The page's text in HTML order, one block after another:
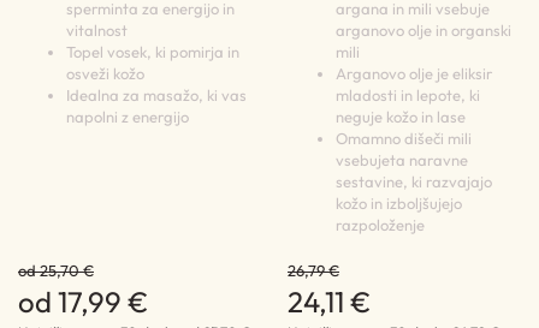
sperminta za energijo in
vitalnost
Topel vosek, ki pomirja in
osveži kožo
Idealna za masažo, ki vas
napolni z energijo
od 25,70 €
od 17,99 €
argana in mili vsebuje
arganovo olje in organski
mili
Arganovo olje je eliksir
mladosti in lepote, ki
neguje kožo in lase
Omamno dišeči mili
vsebujeta naravne
sestavine, ki razvajajo
kožo in izboljšujejo
razpoloženje
26,79 €
24,11 €